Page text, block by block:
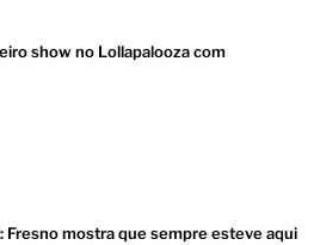
show no Lollapalooza com
Fresno mostra que sempre esteve aqui